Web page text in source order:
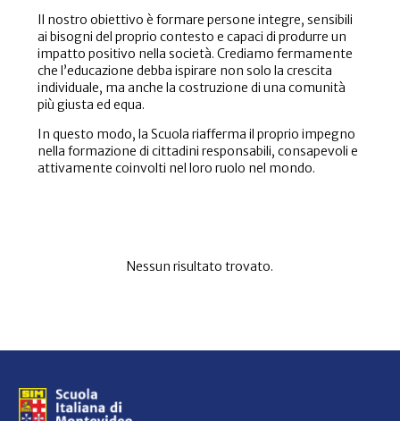
Il nostro obiettivo è formare persone integre, sensibili
ai bisogni del proprio contesto e capaci di produrre un
impatto positivo nella società. Crediamo fermamente
che l’educazione debba ispirare non solo la crescita
individuale, ma anche la costruzione di una comunità
più giusta ed equa.
In questo modo, la Scuola riafferma il proprio impegno
nella formazione di cittadini responsabili, consapevoli e
attivamente coinvolti nel loro ruolo nel mondo.
Nessun risultato trovato.